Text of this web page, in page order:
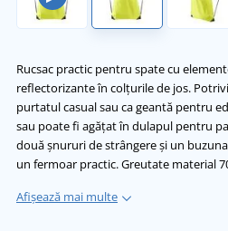
Rucsac practic pentru spate cu
reflectorizante în colțurile de jos.
purtatul casual sau ca geantă pentru
sau poate fi agățat în dulapul pentru
două șnururi de strângere și un
un fermoar practic. Greutate material
Afișează mai multe